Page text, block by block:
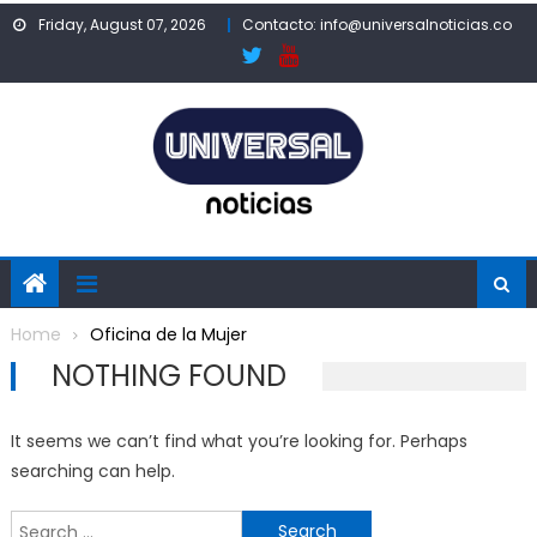
Skip
Friday, August 07, 2026 Contacto: info@universalnoticias.co
Home Oficina de la Mujer
NOTHING FOUND
It seems we can’t find what you’re looking for. Perhaps
searching can help.